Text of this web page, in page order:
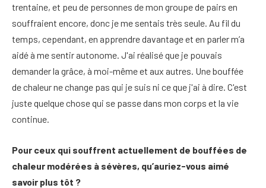
trentaine, et peu de personnes de mon groupe de pairs en
souffraient encore, donc je me sentais très seule. Au fil du
temps, cependant, en apprendre davantage et en parler m’a
aidé à me sentir autonome. J'ai réalisé que je pouvais
demander la grâce, à moi-même et aux autres. Une bouffée
de chaleur ne change pas qui je suis ni ce que j'ai à dire. C'est
juste quelque chose qui se passe dans mon corps et la vie
continue.
Pour ceux qui souffrent actuellement de bouffées de
chaleur modérées à sévères, qu’auriez-vous aimé
savoir plus tôt ?